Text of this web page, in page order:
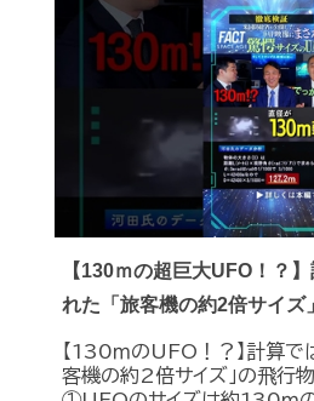
【130ｍの超巨大UFO！？
れた「旅客機の約2倍サイズ
【130ｍのUFO！？】計算で
客機の約2倍サイズ」の飛行物